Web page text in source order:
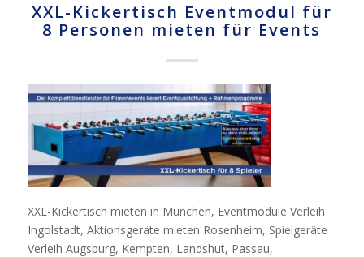
XXL-Kickertisch Eventmodul für
8 Personen mieten für Events
XXL-Kickertisch mieten in München, Eventmodule Verleih
Ingolstadt, Aktionsgeräte mieten Rosenheim, Spielgeräte
Verleih Augsburg, Kempten, Landshut, Passau,